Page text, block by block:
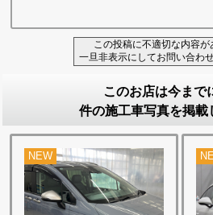
この投稿に不適切な内容が
一旦非表示にしてお問い合わ
このお店は今まで
件の施工車写真を掲載
NEW